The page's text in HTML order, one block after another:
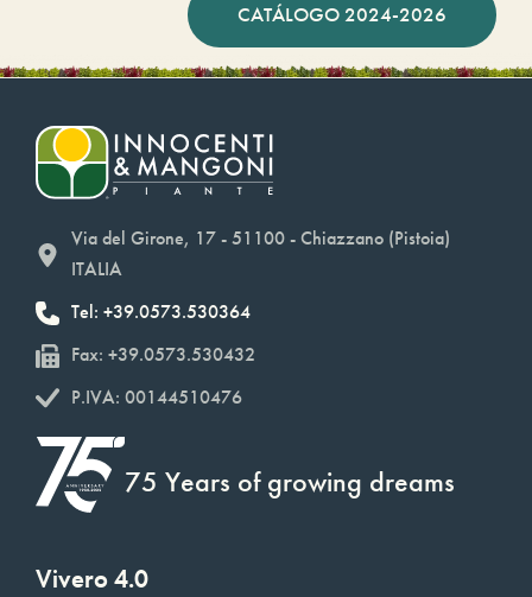
CATÁLOGO 2024-2026
Via del Girone, 17 - 51100 - Chiazzano (Pistoia)
ITALIA
Tel: +39.0573.530364
Fax: +39.0573.530432
P.IVA: 00144510476
75 Years of growing dreams
Vivero 4.0